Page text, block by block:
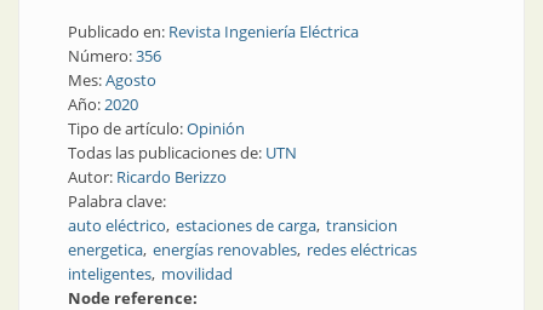
Publicado en: Revista Ingeniería Eléctrica
Número:356
Mes:Agosto
Año:2020
Tipo de artículo:Opinión
Todas las publicaciones de: UTN
Autor: Ricardo Berizzo
Palabra clave:
auto eléctrico estaciones de carga transicion
energetica energías renovables redes eléctricas
inteligentes movilidad
Node reference: